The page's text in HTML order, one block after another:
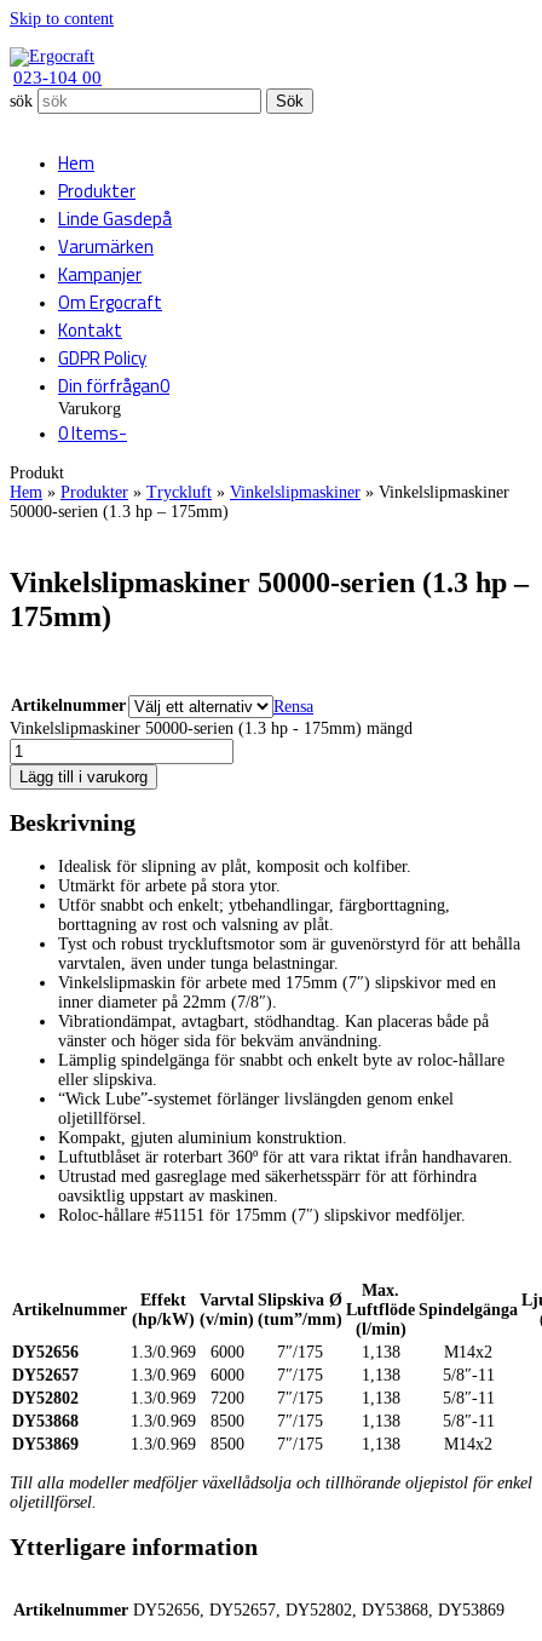
Skip to content
023-104 00
sök Sök
Hem
Produkter
Linde Gasdepå
Varumärken
Kampanjer
Om Ergocraft
Kontakt
GDPR Policy
Din förfrågan0
Varukorg
0 Items-
Produkt
Hem » Produkter » Tryckluft » Vinkelslipmaskiner » Vinkelslipmaskiner
50000-serien (1.3 hp – 175mm)
Vinkelslipmaskiner 50000-serien (1.3 hp –
175mm)
Artikelnummer
Rensa
Vinkelslipmaskiner 50000-serien (1.3 hp - 175mm) mängd
Lägg till i varukorg
Beskrivning
Idealisk för slipning av plåt, komposit och kolfiber.
Utmärkt för arbete på stora ytor.
Utför snabbt och enkelt; ytbehandlingar, färgborttagning,
borttagning av rost och valsning av plåt.
Tyst och robust tryckluftsmotor som är guvenörstyrd för att behålla
varvtalen, även under tunga belastningar.
Vinkelslipmaskin för arbete med 175mm (7″) slipskivor med en
inner diameter på 22mm (7/8″).
Vibrationdämpat, avtagbart, stödhandtag. Kan placeras både på
vänster och höger sida för bekväm användning.
Lämplig spindelgänga för snabbt och enkelt byte av roloc-hållare
eller slipskiva.
“Wick Lube”-systemet förlänger livslängden genom enkel
oljetillförsel.
Kompakt, gjuten aluminium konstruktion.
Luftutblåset är roterbart 360º för att vara riktat ifrån handhavaren.
Utrustad med gasreglage med säkerhetsspärr för att förhindra
oavsiktlig uppstart av maskinen.
Roloc-hållare #51151 för 175mm (7″) slipskivor medföljer.
Artikelnummer
Effekt
(hp/kW)
Varvtal
(v/min)
Slipskiva Ø
(tum”/mm)
Max.
Luftflöde
(l/min)
Spindelgänga
DY52656
1.3/0.969 6000 7″/175 1,138
M14x2
DY52657
1.3/0.969 6000 7″/175 1,138
5/8″-11
DY52802
1.3/0.969 7200 7″/175 1,138
5/8″-11
DY53868
1.3/0.969 8500 7″/175 1,138
5/8″-11
DY53869
1.3/0.969 8500 7″/175 1,138 M14x2
Till alla modeller medföljer växellådsolja och tillhörande oljepistol för enkel
oljetillförsel.
Ytterligare information
Artikelnummer DY52656, DY52657, DY52802, DY53868, DY53869